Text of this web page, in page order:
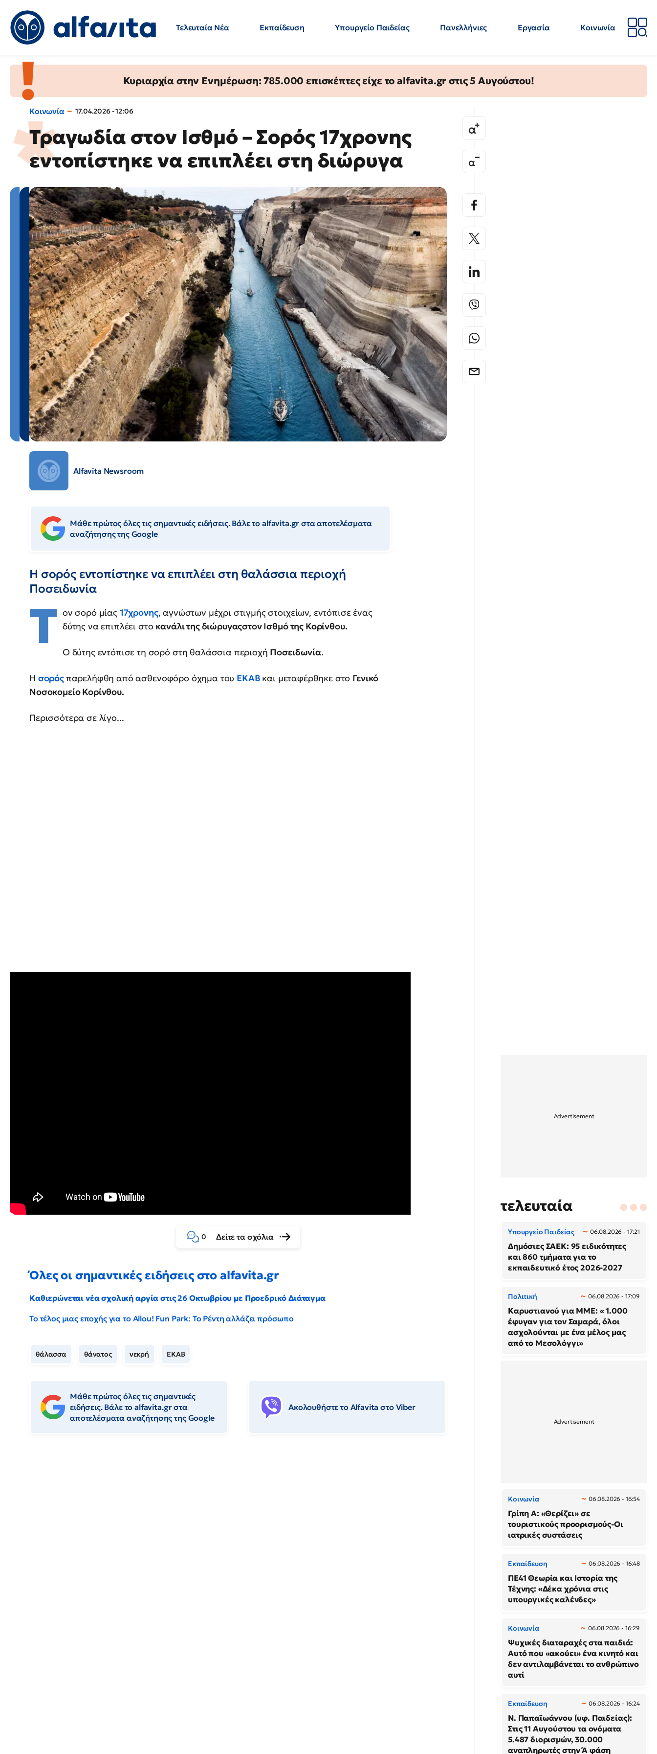
Τελευταία Νέα Εκπαίδευση Υπουργείο Παιδείας Πανελλήνιες Εργασία
Κοινωνία
Κυριαρχία στην Ενημέρωση: 785.000 επισκέπτες είχε το alfavita.gr στις 5 Αυγούστου!
Κοινωνία 17.04.2026 - 12:06
Τραγωδία στον Ισθμό – Σορός 17χρονης
εντοπίστηκε να επιπλέει στη διώρυγα
Alfavita Newsroom
Μάθε πρώτος όλες τις σημαντικές ειδήσεις. Βάλε το alfavita.gr στα αποτελέσματα
αναζήτησης της Google
Η σορός εντοπίστηκε να επιπλέει στη θαλάσσια περιοχή
Ποσειδωνία
Τ ον σορό μίας 17χρονης, αγνώστων μέχρι στιγμής στοιχείων, εντόπισε ένας
δύτης να επιπλέει στο κανάλι της διώρυγαςστον Ισθμό της Κορίνθου.
Ο δύτης εντόπισε τη σορό στη θαλάσσια περιοχή Ποσειδωνία.
Η σορόςπαρελήφθη από ασθενοφόρο όχημα του ΕΚΑΒ και μεταφέρθηκε στο Γενικό
Νοσοκομείο Κορίνθου.
Περισσότερα σε λίγο...
0 Δείτε τα σχόλια
Όλες οι σημαντικές ειδήσεις στο alfavita.gr
Καθιερώνεται νέα σχολική αργία στις 26 Οκτωβρίου με Προεδρικό Διάταγμα
Το τέλος μιας εποχής για το Allou! Fun Park: Το Ρέντη αλλάζει πρόσωπο
θάλασσα θάνατος νεκρή ΕΚΑΒ
Μάθε πρώτος όλες τις σημαντικές
ειδήσεις. Βάλε το alfavita.gr στα
αποτελέσματα αναζήτησης της Google
Ακολουθήστε το Αlfavita στο Viber
τελευταία
Υπουργείο Παιδείας 06.08.2026 - 17:21
Δημόσιες ΣΑΕΚ: 95 ειδικότητες
και 860 τμήματα για το
εκπαιδευτικό έτος 2026-2027
Πολιτική 06.08.2026 - 17:09
Καρυστιανού για ΜΜΕ: « 1.000
έφυγαν για τον Σαμαρά, όλοι
ασχολούνται με ένα μέλος μας
από το Μεσολόγγι»
Κοινωνία 06.08.2026 - 16:54
Γρίπη Α: «Θερίζει» σε
τουριστικούς προορισμούς-Οι
ιατρικές συστάσεις
Εκπαίδευση 06.08.2026 - 16:48
ΠΕ41 Θεωρία και Ιστορία της
Τέχνης: «Δέκα χρόνια στις
υπουργικές καλένδες»
Κοινωνία 06.08.2026 - 16:29
Ψυχικές διαταραχές στα παιδιά:
Αυτό που «ακούει» ένα κινητό και
δεν αντιλαμβάνεται το ανθρώπινο
αυτί
Εκπαίδευση 06.08.2026 - 16:24
N. Παπαϊωάννου (υφ. Παιδείας):
Στις 11 Αυγούστου τα ονόματα
5.487 διορισμών, 30.000
αναπληρωτές στην Ά φάση